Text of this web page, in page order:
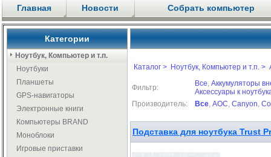
Главная Новости Собрать компьютер
Категории
Ноутбук, Компьютер и т.п.
Ноутбуки
Планшеты
GPS-навигаторы
Электронные книги
Компьютеры BRAND
Моноблоки
Игровые приставки
Каталог > Ноутбук, Компьютер и т.п. >
Фильтр: Все, Аккумуляторы
Аксессуары к
Производитель:
Все, AOC, Canyon,
Подставка для ноутбука Trust